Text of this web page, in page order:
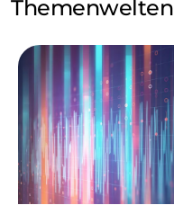
Themenwelten